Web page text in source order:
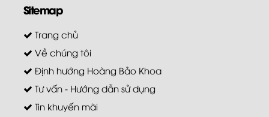
Sitemap
Trang chủ
Về chúng tôi
Định hướng Hoàng Bảo Khoa
Tư vấn - Hướng dẫn sử dụng
Tin khuyến mãi